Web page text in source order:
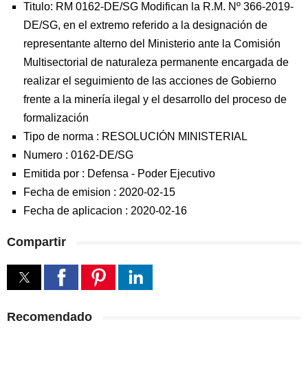
Titulo: RM 0162-DE/SG Modifican la R.M. Nº 366-2019-
DE/SG, en el extremo referido a la designación de
representante alterno del Ministerio ante la Comisión
Multisectorial de naturaleza permanente encargada de
realizar el seguimiento de las acciones de Gobierno
frente a la minería ilegal y el desarrollo del proceso de
formalización
Tipo de norma : RESOLUCIÓN MINISTERIAL
Numero : 0162-DE/SG
Emitida por : Defensa - Poder Ejecutivo
Fecha de emision : 2020-02-15
Fecha de aplicacion : 2020-02-16
Compartir
Recomendado